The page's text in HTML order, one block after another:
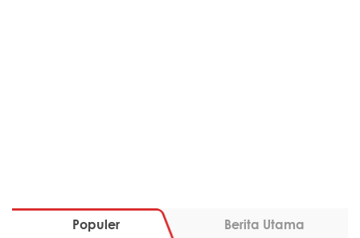
Populer Berita Utama